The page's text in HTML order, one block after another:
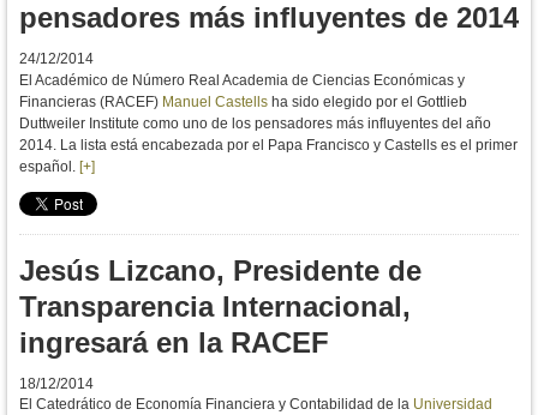
pensadores más influyentes de 2014
24/12/2014
El Académico de Número Real Academia de Ciencias Económicas y
Financieras (RACEF) Manuel Castells ha sido elegido por el Gottlieb
Duttweiler Institute como uno de los pensadores más influyentes del año
2014. La lista está encabezada por el Papa Francisco y Castells es el primer
español. [+]
Jesús Lizcano, Presidente de
Transparencia Internacional,
ingresará en la RACEF
18/12/2014
El Catedrático de Economía Financiera y Contabilidad de la Universidad